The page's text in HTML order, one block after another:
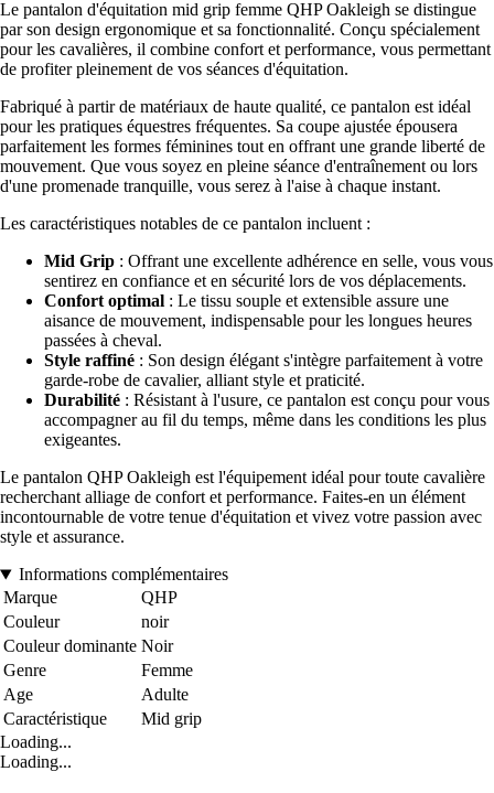
Le pantalon d'équitation mid grip femme QHP Oakleigh se distingue
par son design ergonomique et sa fonctionnalité. Conçu spécialement
pour les cavalières, il combine confort et performance, vous permettant
de profiter pleinement de vos séances d'équitation.
Fabriqué à partir de matériaux de haute qualité, ce pantalon est idéal
pour les pratiques équestres fréquentes. Sa coupe ajustée épousera
parfaitement les formes féminines tout en offrant une grande liberté de
mouvement. Que vous soyez en pleine séance d'entraînement ou lors
d'une promenade tranquille, vous serez à l'aise à chaque instant.
Les caractéristiques notables de ce pantalon incluent :
Mid Grip : Offrant une excellente adhérence en selle, vous vous
sentirez en confiance et en sécurité lors de vos déplacements.
Confort optimal : Le tissu souple et extensible assure une
aisance de mouvement, indispensable pour les longues heures
passées à cheval.
Style raffiné : Son design élégant s'intègre parfaitement à votre
garde-robe de cavalier, alliant style et praticité.
Durabilité : Résistant à l'usure, ce pantalon est conçu pour vous
accompagner au fil du temps, même dans les conditions les plus
exigeantes.
Le pantalon QHP Oakleigh est l'équipement idéal pour toute cavalière
recherchant alliage de confort et performance. Faites-en un élément
incontournable de votre tenue d'équitation et vivez votre passion avec
style et assurance.
Informations complémentaires
Marque
QHP
Couleur
noir
Couleur dominante Noir
Genre
Femme
Age
Adulte
Caractéristique
Mid grip
Loading...
Loading...